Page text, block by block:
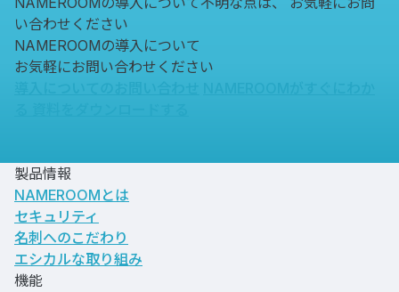
い合わせください
NAMEROOMの導入について
お気軽にお問い合わせください
製品情報
NAMEROOMとは
セキュリティ
名刺へのこだわり
エシカルな取り組み
機能